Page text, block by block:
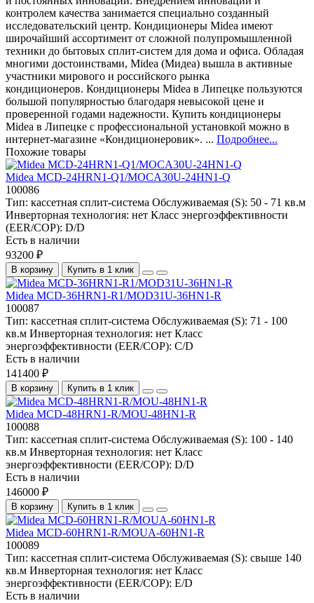
контролем качества занимается специально созданный
исследовательский центр. Кондиционеры Midea имеют
широчайший ассортимент от сложной полупромышленной
техники до бытовых сплит-систем для дома и офиса. Обладая
многими достоинствами, Midea (Мидеа) вышла в активные
участники мирового и российского рынка
кондиционеров. Кондиционеры Midea в Липецке пользуются
большой популярностью благодаря невысокой цене и
проверенной годами надежности. Купить кондиционеры
Midea в Липецке с профессиональной установкой можно в
интернет-магазине «Кондиционеровик». ... Подробнее...
Похожие товары
Midea MCD-24HRN1-Q1/MOCA30U-24HN1-Q
100086
Тип: кассетная сплит-система Обслуживаемая (S): 50 - 71 кв.м
Инверторная технология: нет Класс энергоэффективности
(EER/COP): D/D
Есть в наличии
93200 ₽
В корзину Купить в 1 клик
Midea MCD-36HRN1-R1/MOD31U-36HN1-R
100087
Тип: кассетная сплит-система Обслуживаемая (S): 71 - 100
кв.м Инверторная технология: нет Класс
энергоэффективности (EER/COP): C/D
Есть в наличии
141400 ₽
В корзину Купить в 1 клик
Midea MCD-48HRN1-R/MOU-48HN1-R
100088
Тип: кассетная сплит-система Обслуживаемая (S): 100 - 140
кв.м Инверторная технология: нет Класс
энергоэффективности (EER/COP): D/D
Есть в наличии
146000 ₽
В корзину Купить в 1 клик
Midea MCD-60HRN1-R/MOUA-60HN1-R
100089
Тип: кассетная сплит-система Обслуживаемая (S): свыше 140
кв.м Инверторная технология: нет Класс
энергоэффективности (EER/COP): E/D
Есть в наличии